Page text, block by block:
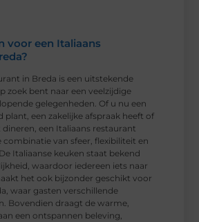
voor een Italiaans
in Breda is een uitstekende
zoek bent naar een veelzijdige
gelegenheden. Of u nu een
plant, een zakelijke afspraak heeft of
een Italiaans restaurant
combinatie van sfeer, flexibiliteit en
Italiaanse keuken staat bekend
waardoor iedereen iets naar
het ook bijzonder geschikt voor
waar gasten verschillende
Bovendien draagt de warme,
een ontspannen beleving,